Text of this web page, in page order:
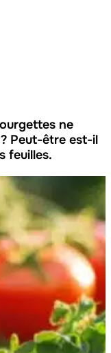
ne
Peut-être est-il
feuilles.